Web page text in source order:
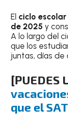
El ciclo
de 2025 y
A lo largo del
que los
juntas, días de
[PUEDES
que el